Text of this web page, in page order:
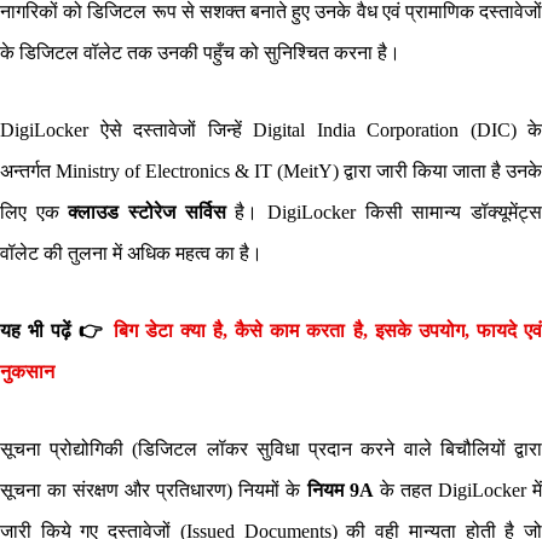
नागरिकों को डिजिटल रूप से सशक्त बनाते हुए उनके वैध एवं प्रामाणिक दस्तावेजों
के डिजिटल वॉलेट तक उनकी पहुँच को सुनिश्चित करना है।
DigiLocker ऐसे दस्तावेजों जिन्हें Digital India Corporation (DIC) के
अन्तर्गत Ministry of Electronics & IT (MeitY) द्वारा जारी किया जाता है उनके
लिए एकक्लाउड स्टोरेज सर्विसहै। DigiLocker किसी सामान्य डॉक्यूमेंट्स
वॉलेट की तुलना में अधिक महत्व का है।
यह भी पढ़ें 👉बिग डेटा क्या है, कैसे काम करता है, इसके उपयोग, फायदे एवं
नुकसान
सूचना प्रोद्योगिकी (डिजिटल लॉकर सुविधा प्रदान करने वाले बिचौलियों द्वारा
सूचना का संरक्षण और प्रतिधारण) नियमों केनियम 9A के तहत DigiLocker में
जारी किये गए दस्तावेजों (Issued Documents) की वही मान्यता होती है जो